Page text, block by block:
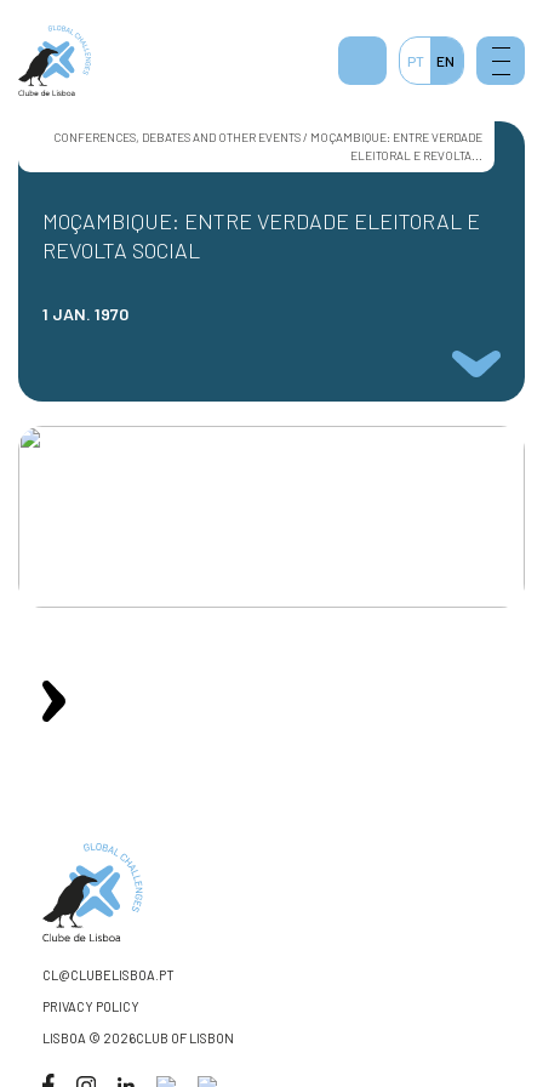
CONFERENCES, DEBATES AND OTHER EVENTS / MOÇAMBIQUE: ENTRE VERDADE
ELEITORAL E REVOLTA...
MOÇAMBIQUE: ENTRE VERDADE ELEITORAL E
REVOLTA SOCIAL
1 JAN. 1970
CL@CLUBELISBOA.PT
PRIVACY POLICY
LISBOA © 2026CLUB OF LISBON
PT EN